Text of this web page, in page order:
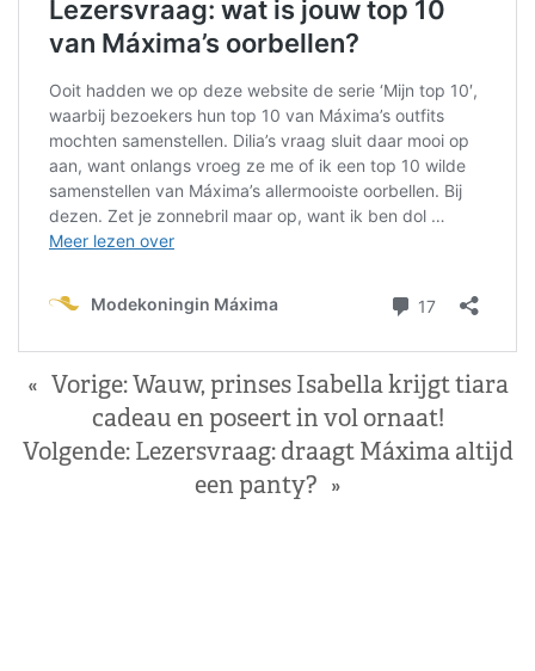
« Vorige:Wauw, prinses Isabella krijgt tiara
cadeau en poseert in vol ornaat!
Volgende: Lezersvraag: draagt Máxima altijd
een panty? »